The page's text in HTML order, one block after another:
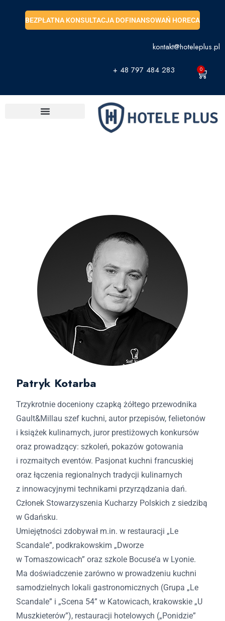
BEZPŁATNA KONSULTACJA DOFINANSOWAŃ HORECA
kontakt@hoteleplus.pl
+ 48 797 484 283 0
Patryk Kotarba
Trzykrotnie doceniony czapką żółtego przewodnika
Gault&Millau szef kuchni, autor przepisów, felietonów
i książek kulinarnych, juror prestiżowych konkursów
oraz prowadzący: szkoleń, pokazów gotowania
i rozmaitych eventów. Pasjonat kuchni francuskiej
oraz łączenia regionalnych tradycji kulinarnych
z innowacyjnymi technikami przyrządzania dań.
Członek Stowarzyszenia Kucharzy Polskich z siedzibą
w Gdańsku.
Umiejętności zdobywał m.in. w restauracji „Le
Scandale”, podkrakowskim „Dworze
w Tomaszowicach” oraz szkole Bocuse’a w Lyonie.
Ma doświadczenie zarówno w prowadzeniu kuchni
samodzielnych lokali gastronomicznych (Grupa „Le
Scandale” i „Scena 54” w Katowicach, krakowskie „U
Muszkieterów”), restauracji hotelowych („Ponidzie”